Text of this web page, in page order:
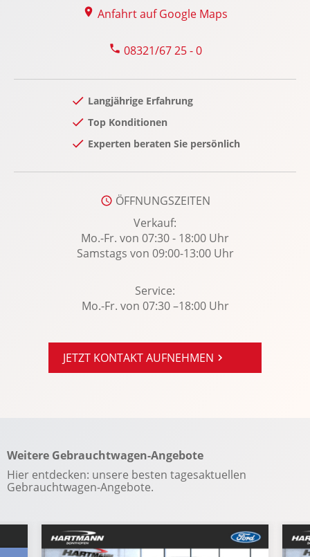
Rückfahrkamera
Seitenwind Assistent
Spurhalteassistent
Touchscreen Bedienung
Trittbretter
Wegfahrsperre
Zentralver. mit Fernbedienung
Zusatzheizung
Anfahrt auf Google Maps
08321/67 25 - 0
Langjährige Erfahrung
Top Konditionen
Experten beraten Sie persönlich
ÖFFNUNGSZEITEN
Verkauf:
Mo.-Fr. von 07:30 - 18:00 Uhr
Samstags von 09:00-13:00 Uhr
Service:
Mo.-Fr. von 07:30 –18:00 Uhr
JETZT KONTAKT AUFNEHMEN
Weitere Gebrauchtwagen-Angebote
Hier entdecken: unsere besten tagesaktuellen
Gebrauchtwagen-Angebote.